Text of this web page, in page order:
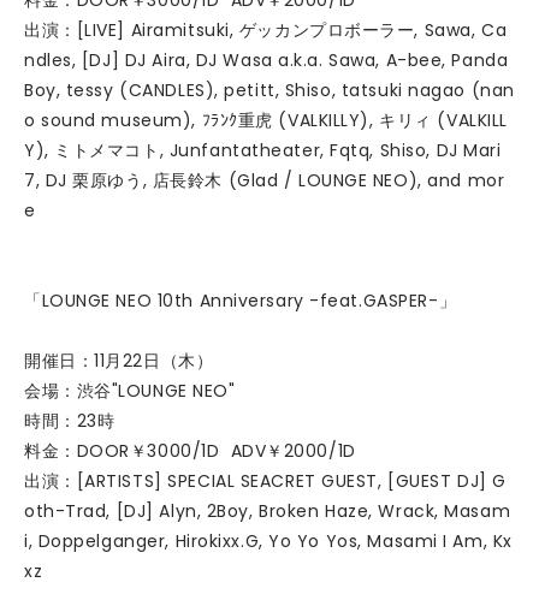
出演：[LIVE] Airamitsuki, ゲッカンプロボーラー, Sawa, Ca
ndles, [DJ] DJ Aira, DJ Wasa a.k.a. Sawa, A-bee, Panda
Boy, tessy (CANDLES), petitt, Shiso, tatsuki nagao (nan
o sound museum), ﾌﾗﾝｸ重虎 (VALKILLY), キリィ (VALKILL
Y), ミトメマコト, Junfantatheater, Fqtq, Shiso, DJ Mari
7, DJ 栗原ゆう, 店長鈴木 (Glad / LOUNGE NEO), and mor
e
「LOUNGE NEO 10th Anniversary -feat.GASPER-」
開催日：11月22日（木）
会場：渋谷"LOUNGE NEO"
時間：23時
料金：DOOR￥3000/1D ADV￥2000/1D
出演：[ARTISTS] SPECIAL SEACRET GUEST, [GUEST DJ] G
oth-Trad, [DJ] Alyn, 2Boy, Broken Haze, Wrack, Masam
i, Doppelganger, Hirokixx.G, Yo Yo Yos, Masami I Am, Kx
xz